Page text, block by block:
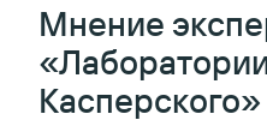
Мнение
Касперского»